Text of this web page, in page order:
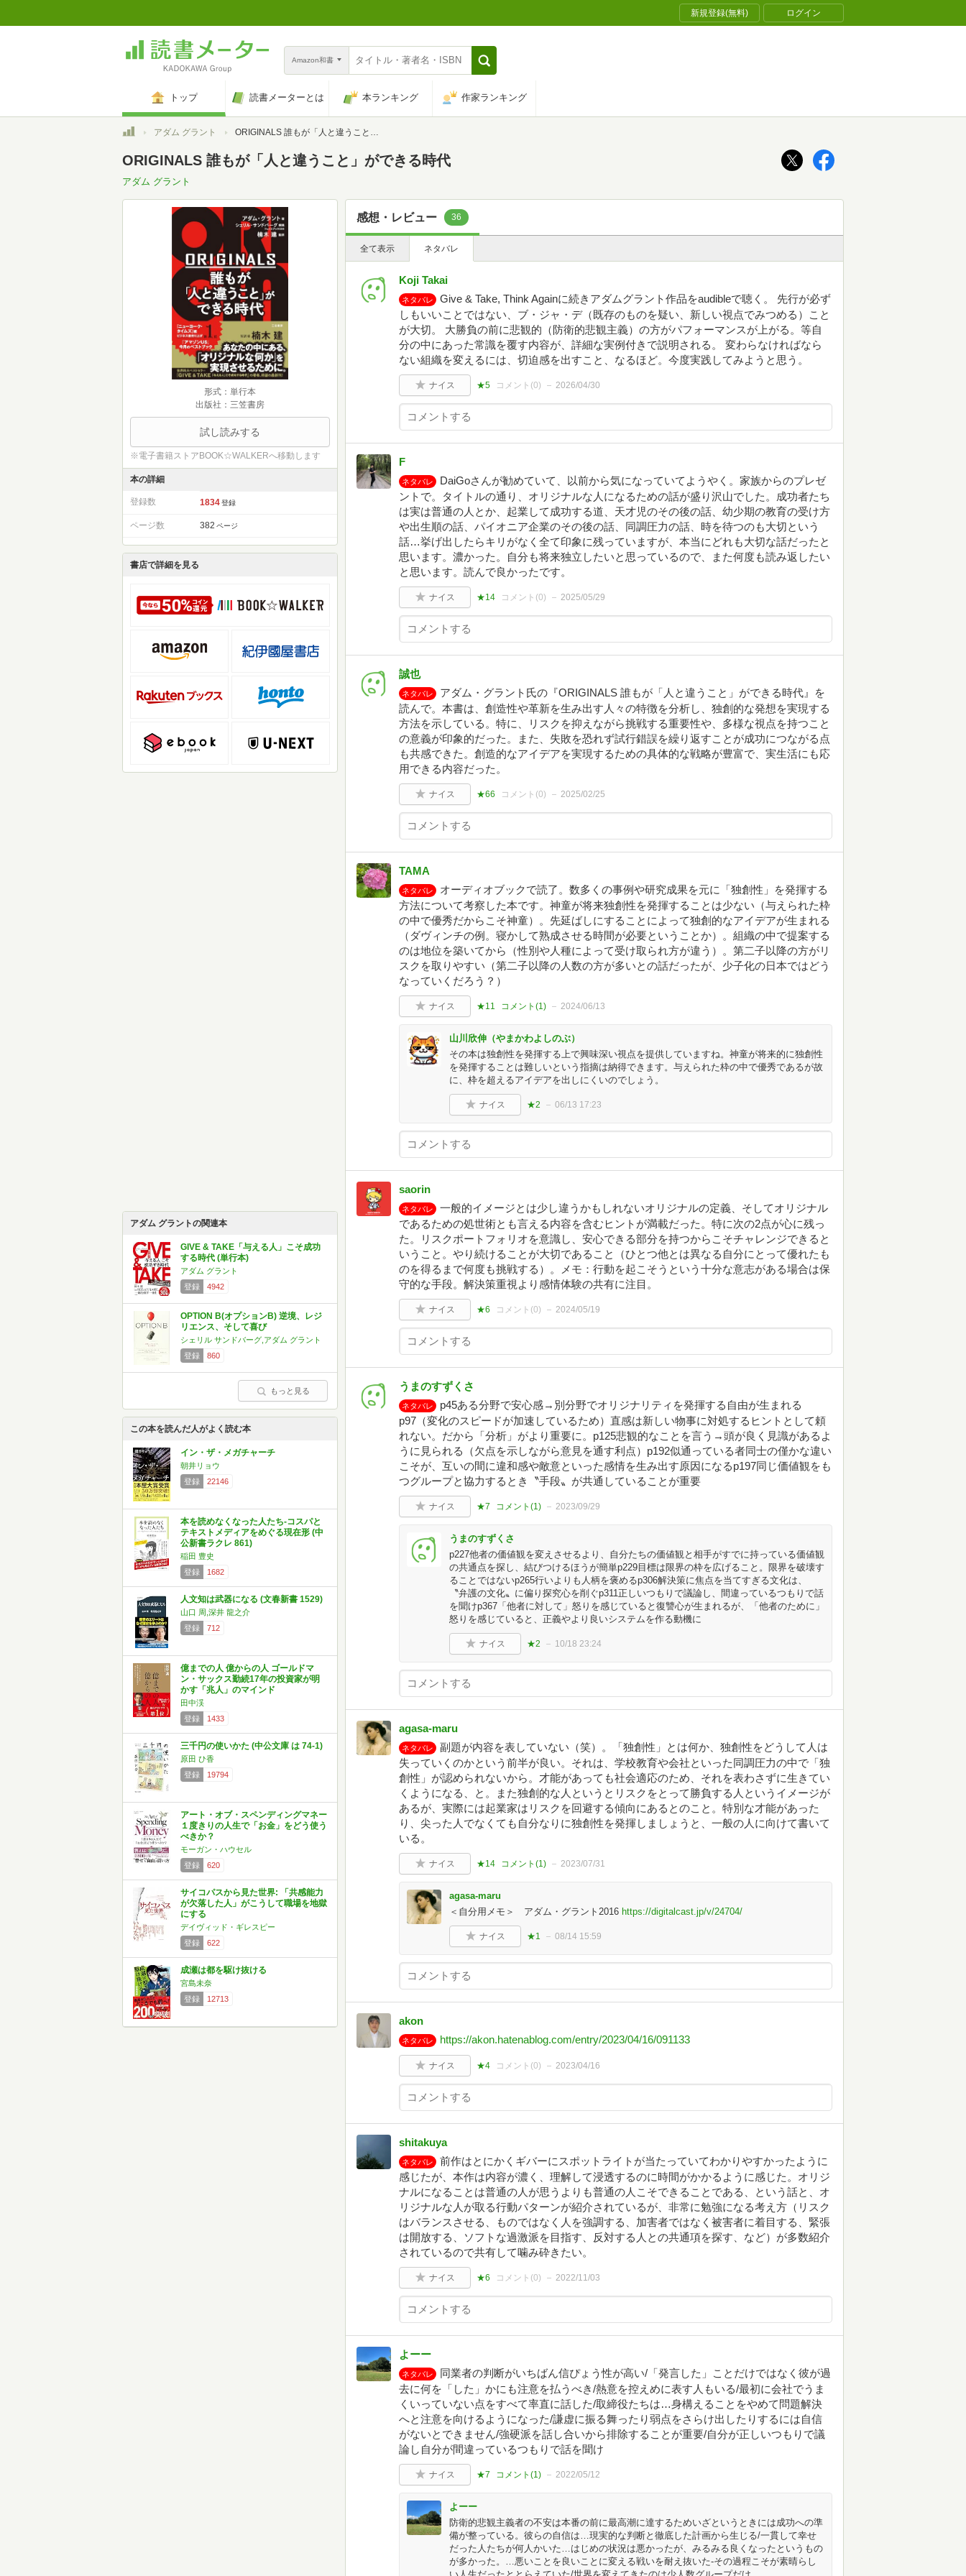
新規登録(無料) ログイン
Amazon和書
トップ 読書メーターとは 本ランキング 作家ランキング
トップアダム グラント ORIGINALS 誰もが「人と違うこと」ができる時代
ORIGINALS 誰もが「人と違うこと」ができる時代
アダム グラント
形式：単行本
出版社：三笠書房
試し読みする
※電子書籍ストアBOOK☆WALKERへ移動します
本の詳細
登録数 1834 登録
ページ数 382 ページ
書店で詳細を見る
アダム グラントの関連本
GIVE & TAKE「与える人」こそ成功
する時代 (単行本)
アダム グラント
登録
4942
OPTION B(オプションB) 逆境、レジ
リエンス、そして喜び
シェリル サンドバーグ,アダム グラント
登録
860
もっと見る
この本を読んだ人がよく読む本
イン・ザ・メガチャーチ
朝井リョウ
登録
22146
本を読めなくなった人たち-コスパと
テキストメディアをめぐる現在形 (中
公新書ラクレ 861)
稲田 豊史
登録
1682
人文知は武器になる (文春新書 1529)
山口 周,深井 龍之介
登録
712
億までの人 億からの人 ゴールドマ
ン・サックス勤続17年の投資家が明
かす「兆人」のマインド
田中渓
登録
1433
三千円の使いかた (中公文庫 は 74-1)
原田 ひ香
登録
19794
アート・オブ・スペンディングマネー
１度きりの人生で「お金」をどう使う
べきか？
モーガン・ハウセル
登録
620
サイコパスから見た世界: 「共感能力
が欠落した人」がこうして職場を地獄
にする
デイヴィッド・ギレスピー
登録
622
成瀬は都を駆け抜ける
宮島未奈
登録
12713
感想・レビュー 36
全て表示 ネタバレ
Koji Takai
ネタバレ
Give & Take, Think Againに続きアダムグラント作品をaudibleで聴く。 先行が必ず
しもいいことではない、ブ・ジャ・デ（既存のものを疑い、新しい視点でみつめる）こと
が大切。 大勝負の前に悲観的（防衛的悲観主義）の方がパフォーマンスが上がる。等自
分の中にあった常識を覆す内容が、詳細な実例付きで説明される。 変わらなければなら
ない組織を変えるには、切迫感を出すこと、なるほど。今度実践してみようと思う。
ナイス ★5 コメント(0) 2026/04/30
F
ネタバレ
DaiGoさんが勧めていて、以前から気になっていてようやく。家族からのプレゼ
ントで。タイトルの通り、オリジナルな人になるための話が盛り沢山でした。成功者たち
は実は普通の人とか、起業して成功する道、天才児のその後の話、幼少期の教育の受け方
や出生順の話、パイオニア企業のその後の話、同調圧力の話、時を待つのも大切という
話…挙げ出したらキリがなく全て印象に残っていますが、本当にどれも大切な話だったと
思います。濃かった。自分も将来独立したいと思っているので、また何度も読み返したい
と思います。読んで良かったです。
ナイス ★14 コメント(0) 2025/05/29
誠也
ネタバレ
アダム・グラント氏の『ORIGINALS 誰もが「人と違うこと」ができる時代』を
読んで。本書は、創造性や革新を生み出す人々の特徴を分析し、独創的な発想を実現する
方法を示している。特に、リスクを抑えながら挑戦する重要性や、多様な視点を持つこと
の意義が印象的だった。また、失敗を恐れず試行錯誤を繰り返すことが成功につながる点
も共感できた。創造的なアイデアを実現するための具体的な戦略が豊富で、実生活にも応
用できる内容だった。
ナイス ★66 コメント(0) 2025/02/25
TAMA
ネタバレ
オーディオブックで読了。数多くの事例や研究成果を元に「独創性」を発揮する
方法について考察した本です。神童が将来独創性を発揮することは少ない（与えられた枠
の中で優秀だからこそ神童）。先延ばしにすることによって独創的なアイデアが生まれる
（ダヴィンチの例。寝かして熟成させる時間が必要ということか）。組織の中で提案する
のは地位を築いてから（性別や人種によって受け取られ方が違う）。第二子以降の方がリ
スクを取りやすい（第二子以降の人数の方が多いとの話だったが、少子化の日本ではどう
なっていくだろう？）
ナイス ★11 コメント(1) 2024/06/13
山川欣伸（やまかわよしのぶ）
その本は独創性を発揮する上で興味深い視点を提供していますね。神童が将来的に独創性
を発揮することは難しいという指摘は納得できます。与えられた枠の中で優秀であるが故
に、枠を超えるアイデアを出しにくいのでしょう。
ナイス ★2 06/13 17:23
saorin
ネタバレ
一般的イメージとは少し違うかもしれないオリジナルの定義、そしてオリジナル
であるための処世術とも言える内容を含むヒントが満載だった。特に次の2点が心に残っ
た。リスクポートフォリオを意識し、安心できる部分を持つからこそチャレンジできると
いうこと。やり続けることが大切であること（ひとつ他とは異なる自分にとって優れたも
のを得るまで何度も挑戦する）。メモ：行動を起こそうという十分な意志がある場合は保
守的な手段。解決策重視より感情体験の共有に注目。
ナイス ★6 コメント(0) 2024/05/19
うまのすずくさ
ネタバレ
p45ある分野で安心感→別分野でオリジナリティを発揮する自由が生まれる
p97（変化のスピードが加速しているため）直感は新しい物事に対処するヒントとして頼
れない。だから「分析」がより重要に。p125悲観的なことを言う→頭が良く見識があるよ
うに見られる（欠点を示しながら意見を通す利点）p192似通っている者同士の僅かな違い
こそが、互いの間に違和感や敵意といった感情を生み出す原因になるp197同じ価値観をも
つグループと協力するとき〝手段〟が共通していることが重要
ナイス ★7 コメント(1) 2023/09/29
うまのすずくさ
p227他者の価値観を変えさせるより、自分たちの価値観と相手がすでに持っている価値観
の共通点を探し、結びつけるほうが簡単p229目標は限界の枠を広げること。限界を破壊す
ることではないp265行いよりも人柄を褒めるp306解決策に焦点を当てすぎる文化は、
〝弁護の文化〟に偏り探究心を削ぐp311正しいつもりで議論し、間違っているつもりで話
を聞けp367「他者に対して」怒りを感じていると復讐心が生まれるが、「他者のために」
怒りを感じていると、正義やより良いシステムを作る動機に
ナイス ★2 10/18 23:24
agasa-maru
ネタバレ
副題が内容を表していない（笑）。「独創性」とは何か、独創性をどうして人は
失っていくのかという前半が良い。それは、学校教育や会社といった同調圧力の中で「独
創性」が認められないから。才能があっても社会適応のため、それを表わさずに生きてい
くようになる、と。また独創的な人というとリスクをとって勝負する人というイメージが
あるが、実際には起業家はリスクを回避する傾向にあるとのこと。特別な才能があった
り、尖った人でなくても自分なりに独創性を発揮しましょうと、一般の人に向けて書いて
いる。
ナイス ★14 コメント(1) 2023/07/31
agasa-maru
＜自分用メモ＞ アダム・グラント2016 https://digitalcast.jp/v/24704/
ナイス ★1 08/14 15:59
akon
ネタバレ https://akon.hatenablog.com/entry/2023/04/16/091133
ナイス ★4 コメント(0) 2023/04/16
shitakuya
ネタバレ
前作はとにかくギバーにスポットライトが当たっていてわかりやすかったように
感じたが、本作は内容が濃く、理解して浸透するのに時間がかかるように感じた。オリジ
ナルになることは普通の人が思うよりも普通の人こそできることである、という話と、オ
リジナルな人が取る行動パターンが紹介されているが、非常に勉強になる考え方（リスク
はバランスさせる、ものではなく人を強調する、加害者ではなく被害者に着目する、緊張
は開放する、ソフトな過激派を目指す、反対する人との共通項を探す、など）が多数紹介
されているので共有して噛み砕きたい。
ナイス ★6 コメント(0) 2022/11/03
よーー
ネタバレ
同業者の判断がいちばん信ぴょう性が高い/「発言した」ことだけではなく彼が過
去に何を「した」かにも注意を払うべき/熱意を控えめに表す人もいる/最初に会社でうま
くいっていない点をすべて率直に話した/取締役たちは…身構えることをやめて問題解決
へと注意を向けるようになった/謙虚に振る舞ったり弱点をさらけ出したりするには自信
がないとできません/強硬派を話し合いから排除することが重要/自分が正しいつもりで議
論し自分が間違っているつもりで話を聞け
ナイス ★7 コメント(1) 2022/05/12
よーー
防衛的悲観主義者の不安は本番の前に最高潮に達するためいざというときには成功への準
備が整っている。彼らの自信は…現実的な判断と徹底した計画から生じる/一貫して幸せ
だった人たちが何人かいた…はじめの状況は悪かったが、みるみる良くなったというもの
が多かった。…悪いことを良いことに変える戦いを耐え抜いた-その過程こそが素晴らし